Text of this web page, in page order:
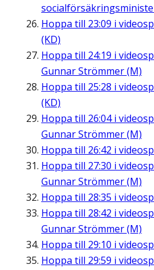
Hoppa till 23:09 i
(KD)
Hoppa till 24:19 i
Gunnar Strömmer (M)
Hoppa till 25:28 i
(KD)
Hoppa till 26:04i
Gunnar Strömmer (M)
Hoppa till 26:42 i
Hoppa till 27:30 i
Gunnar Strömmer (M)
Hoppa till 28:35 i
Hoppa till 28:42 i
Gunnar Strömmer (M)
Hoppa till 29:10 i
Hoppa till 29:59 i